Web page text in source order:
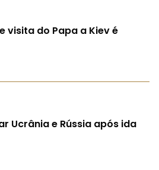
visita do Papa a Kiev é
Ucrânia e Rússia após ida